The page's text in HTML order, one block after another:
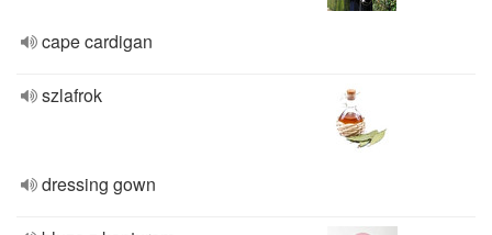
cape cardigan
szlafrok
dressing gown